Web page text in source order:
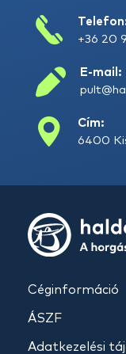
+36 20
E-mail:
Cím:
6400
Céginformáció
ÁSZF
Adatkezelési